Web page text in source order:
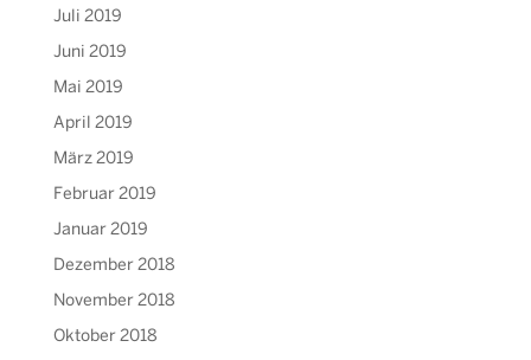
Juli 2019
Juni 2019
Mai 2019
April 2019
März 2019
Februar 2019
Januar 2019
Dezember 2018
November 2018
Oktober 2018